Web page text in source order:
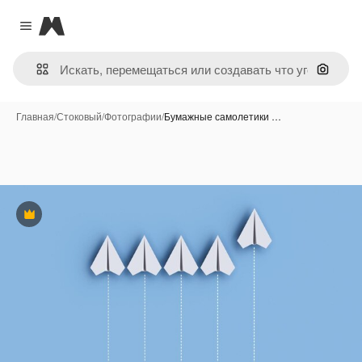
Close menu
Magnific
Поиск
Главная/Стоковый/Фотографии/Бумажные самолетики …
Премиум